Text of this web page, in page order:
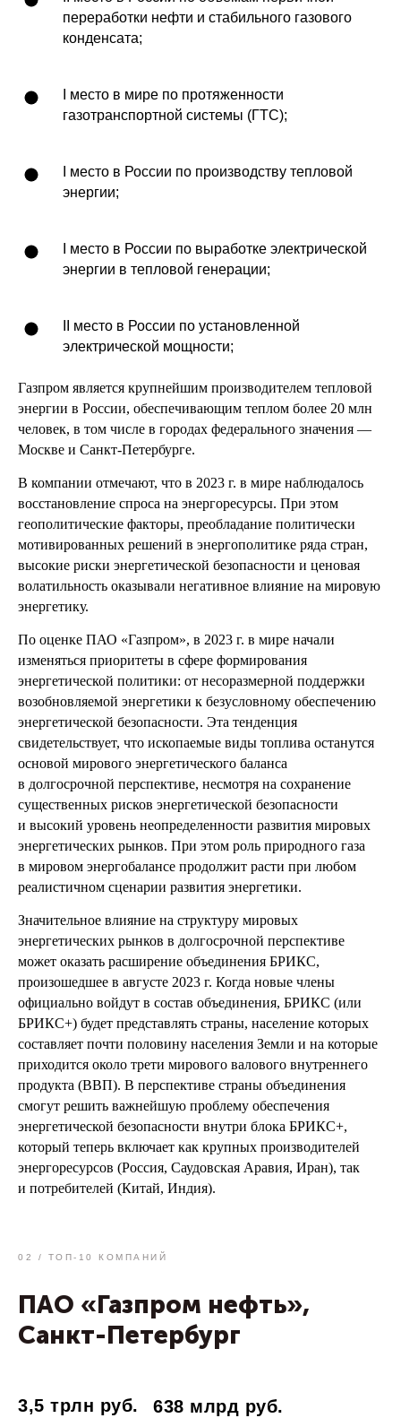
переработки нефти и стабильного газового
конденсата;
I место в мире по протяженности
газотранспортной системы (ГТС);
I место в России по производству тепловой
энергии;
I место в России по выработке электрической
энергии в тепловой генерации;
II место в России по установленной
электрической мощности;
Газпром является крупнейшим производителем тепловой
энергии в России, обеспечивающим теплом более 20 млн
человек, в том числе в городах федерального значения —
Москве и Санкт-Петербурге.
В компании отмечают, что в 2023 г. в мире наблюдалось
восстановление спроса на энергоресурсы. При этом
геополитические факторы, преобладание политически
мотивированных решений в энергополитике ряда стран,
высокие риски энергетической безопасности и ценовая
волатильность оказывали негативное влияние на мировую
энергетику.
По оценке ПАО «Газпром», в 2023 г. в мире начали
изменяться приоритеты в сфере формирования
энергетической политики: от несоразмерной поддержки
возобновляемой энергетики к безусловному обеспечению
энергетической безопасности. Эта тенденция
свидетельствует, что ископаемые виды топлива останутся
основой мирового энергетического баланса
в долгосрочной перспективе, несмотря на сохранение
существенных рисков энергетической безопасности
и высокий уровень неопределенности развития мировых
энергетических рынков. При этом роль природного газа
в мировом энергобалансе продолжит расти при любом
реалистичном сценарии развития энергетики.
Значительное влияние на структуру мировых
энергетических рынков в долгосрочной перспективе
может оказать расширение объединения БРИКС,
произошедшее в августе 2023 г. Когда новые члены
официально войдут в состав объединения, БРИКС (или
БРИКС+) будет представлять страны, население которых
составляет почти половину населения Земли и на которые
приходится около трети мирового валового внутреннего
продукта (ВВП). В перспективе страны объединения
смогут решить важнейшую проблему обеспечения
энергетической безопасности внутри блока БРИКС+,
который теперь включает как крупных производителей
энергоресурсов (Россия, Саудовская Аравия, Иран), так
и потребителей (Китай, Индия).
02 / ТОП-10 КОМПАНИЙ
ПАО «Газпром нефть»,
Санкт-Петербург
3,5 трлн руб. 638 млрд руб.